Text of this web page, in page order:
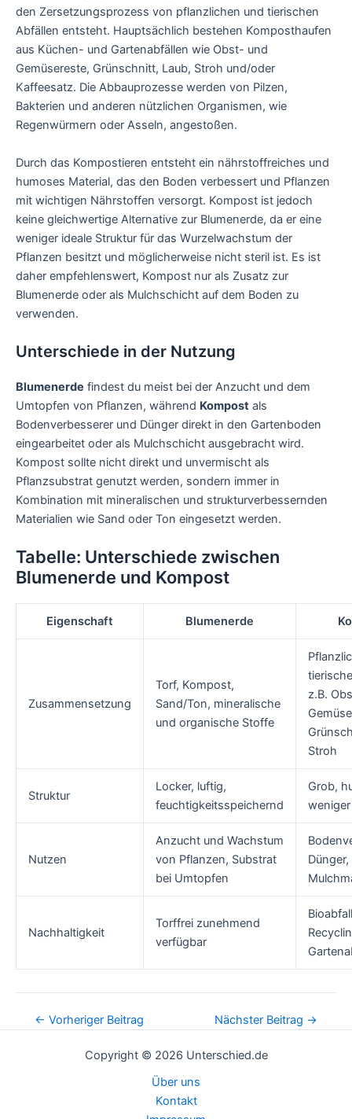
den Zersetzungsprozess von pflanzlichen und tierischen
Abfällen entsteht. Hauptsächlich bestehen Komposthaufen
aus Küchen- und Gartenabfällen wie Obst- und
Gemüsereste, Grünschnitt, Laub, Stroh und/oder
Kaffeesatz. Die Abbauprozesse werden von Pilzen,
Bakterien und anderen nützlichen Organismen, wie
Regenwürmern oder Asseln, angestoßen.
Durch das Kompostieren entsteht ein nährstoffreiches und
humoses Material, das den Boden verbessert und Pflanzen
mit wichtigen Nährstoffen versorgt. Kompost ist jedoch
keine gleichwertige Alternative zur Blumenerde, da er eine
weniger ideale Struktur für das Wurzelwachstum der
Pflanzen besitzt und möglicherweise nicht steril ist. Es ist
daher empfehlenswert, Kompost nur als Zusatz zur
Blumenerde oder als Mulchschicht auf dem Boden zu
verwenden.
Unterschiede in der Nutzung
Blumenerde findest du meist bei der Anzucht und dem
Umtopfen von Pflanzen, während Kompost als
Bodenverbesserer und Dünger direkt in den Gartenboden
eingearbeitet oder als Mulchschicht ausgebracht wird.
Kompost sollte nicht direkt und unvermischt als
Pflanzsubstrat genutzt werden, sondern immer in
Kombination mit mineralischen und strukturverbessernden
Materialien wie Sand oder Ton eingesetzt werden.
Tabelle: Unterschiede zwischen
Blumenerde und Kompost
Eigenschaft Blumenerde
Zusammensetzung
Torf, Kompost,
Sand/Ton, mineralische
und organische Stoffe
z.B.
Stroh
Struktur
Locker, luftig,
feuchtigkeitsspeichernd
Grob,
Nutzen
Anzucht und Wachstum
von Pflanzen, Substrat
bei Umtopfen
Dünger,
Nachhaltigkeit
Torffrei zunehmend
verfügbar
Post← Vorheriger Beitrag Nächster Beitrag →
Copyright © 2026 Unterschied.de
Über uns
Kontakt